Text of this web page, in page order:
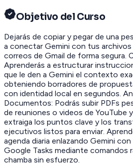
Objetivo del Curso
Dejarás de copiar y pegar de una
a conectar Gemini con tus
correos de Gmail de forma segura.
Aprenderás a estructurar
que le den a Gemini el contexto
obteniendo borradores de
con identidad local en segundos.
Documentos: Podrás subir PDFs
de reuniones o videos de YouTube
extraiga los puntos clave y los
ejecutivos listos para enviar.
agenda diaria enlazando Gemini
Google Tasks mediante comandos
chamba sin esfuerzo.